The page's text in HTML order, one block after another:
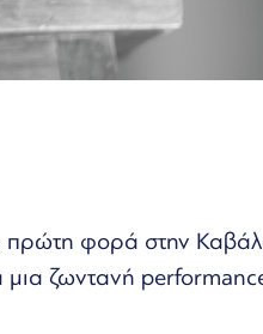
πρώτη φορά στην
μια ζωντανή